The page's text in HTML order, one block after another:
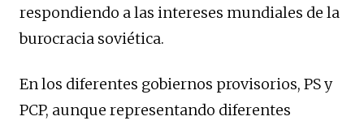
respondiendo a las intereses mundiales de la
burocracia soviética.
En los diferentes gobiernos provisorios, PS y
PCP, aunque representando diferentes